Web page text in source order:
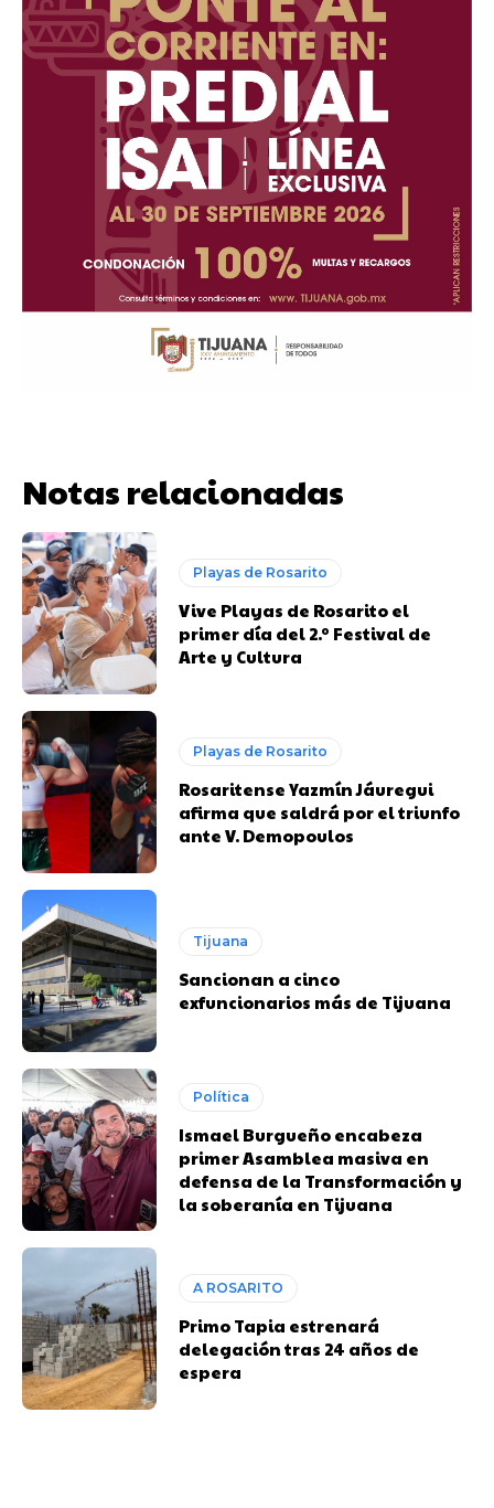
Notas relacionadas
Playas de Rosarito
Vive Playas de Rosarito el
primer día del 2.º Festival de
Arte y Cultura
Playas de Rosarito
Rosaritense Yazmín Jáuregui
afirma que saldrá por el triunfo
ante V. Demopoulos
Tijuana
Sancionan a cinco
exfuncionarios más de Tijuana
Política
Ismael Burgueño encabeza
primer Asamblea masiva en
defensa de la Transformación y
la soberanía en Tijuana
A ROSARITO
Primo Tapia estrenará
delegación tras 24 años de
espera